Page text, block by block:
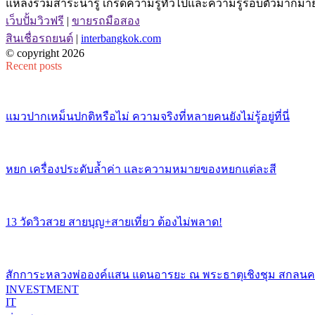
แหล่งรวมสาระน่ารู้ เกร็ดความรู้ทั่วไปและความรู้รอบตัวมากม
เว็บปั้มวิวฟรี | ขายรถมือสอง
สินเชื่อรถยนต์ | interbangkok.com
© copyright 2026
Recent posts
แมวปากเหม็นปกติหรือไม่ ความจริงที่หลายคนยังไม่รู้อยู่ที่นี่
หยก เครื่องประดับล้ำค่า และความหมายของหยกแต่ละสี
13 วัดวิวสวย สายบุญ+สายเที่ยว ต้องไม่พลาด!
สักการะหลวงพ่อองค์แสน แดนอารยะ ณ พระธาตุเชิงชุม สกลน
INVESTMENT
IT